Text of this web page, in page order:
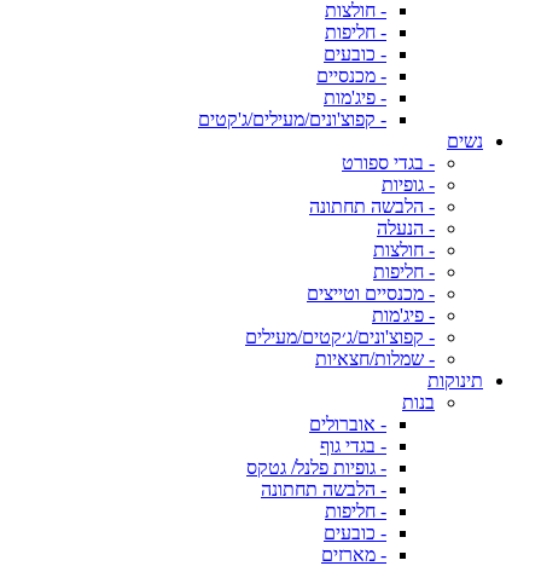
- חולצות
- חליפות
- כובעים
- מכנסיים
- פיג'מות
- קפוצ'ונים/מעילים/ג'קטים
נשים
- בגדי ספורט
- גופיות
- הלבשה תחתונה
- הנעלה
- חולצות
- חליפות
- מכנסיים וטייצים
- פיג'מות
- קפוצ'ונים/ג׳קטים/מעילים
- שמלות/חצאיות
תינוקות
בנות
- אוברולים
- בגדי גוף
- גופיות פלנל/ גטקס
- הלבשה תחתונה
- חליפות
- כובעים
- מארזים